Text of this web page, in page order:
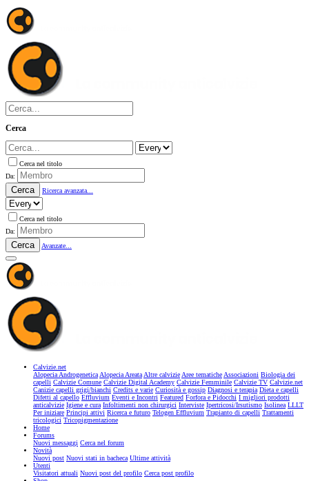
Cerca
Cerca nel titolo
Da:
Cerca Ricerca avanzata...
Cerca nel titolo
Da:
Cerca Avanzate...
Calvizie.net
Alopecia AndrogeneticaAlopecia AreataAltre calvizieAree tematicheAssociazioni Biologia dei
capelli Calvizie Comune Calvizie Digital Academy Calvizie Femminile Calvizie TV Calvizie.net
Canizie capelli grigi/bianchi Credits e varie Curiosità e gossip Diagnosi e terapia Dieta e capelli
Difetti al capello Effluvium Eventi e Incontri Featured Forfora e Pidocchi I migliori prodotti
anticalvizie Igiene e cura Infoltimenti non chirurgici Interviste Ipertricosi/Irsutismo Isolinea LLLT
Per iniziare Principi attivi Ricerca e futuro Telogen Effluvium Trapianto di capelli Trattamenti
tricologici Tricopigmentazione
Home
Forums
Nuovi messaggi Cerca nel forum
Novità
Nuovi post Nuovi stati in bacheca Ultime attività
Utenti
Visitatori attuali Nuovi post del profilo Cerca post profilo